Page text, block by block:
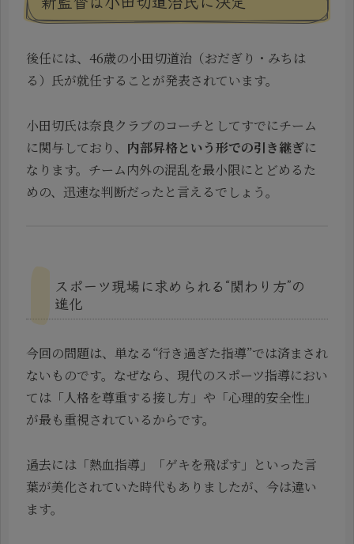
後任には、46歳の小田切道治（おだぎり・みちは
る）氏が就任することが発表されています。
小田切氏は奈良クラブのコーチとしてすでにチーム
に関与しており、 内部昇格という形での引き継ぎに
なります。チーム内外の混乱を最小限にとどめるた
めの、迅速な判断だったと言えるでしょう。
スポーツ現場に求められる“関わり方”の
進化
今回の問題は、単なる“行き過ぎた指導”では済まされ
ないものです。なぜなら、現代のスポーツ指導におい
ては「人格を尊重する接し方」や「心理的安全性」
が最も重視されているからです。
過去には「熱血指導」「ゲキを飛ばす」といった言
葉が美化されていた時代もありましたが、今は違い
ます。